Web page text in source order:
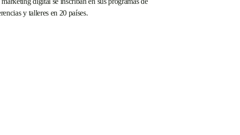
y talleres en 20 países.